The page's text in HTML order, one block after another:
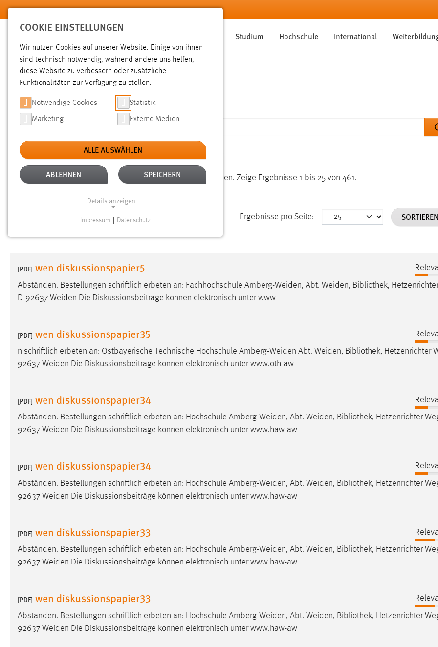
Zum Hauptinhalt springen
Studium Hochschule International
SUCHE
Aktive Filter: TYP: DATEIEN ALLE FILTER ENTFERNEN
Gesucht nach "bibliothek". Es wurden 461 Ergebnisse gefunden. Zeige Ergebnisse 1 bis 25 von 461.
Ergebnisse pro Seite:
[PDF] wen diskussionspapier5
Abständen. Bestellungen schriftlich erbeten an: Fachhochschule Amberg-Weiden, Abt. Weiden, Bibliothek,
D-92637 Weiden Die Diskussionsbeiträge können elektronisch unter www
[PDF] wen diskussionspapier35
n schriftlich erbeten an: Ostbayerische Technische Hochschule Amberg-Weiden Abt. Weiden, Bibliothek, Hetzenrichter
92637 Weiden Die Diskussionsbeiträge können elektronisch unter www.oth-aw
[PDF] wen diskussionspapier34
Abständen. Bestellungen schriftlich erbeten an: Hochschule Amberg-Weiden, Abt. Weiden, Bibliothek, Hetzenrichter
92637 Weiden Die Diskussionsbeiträge können elektronisch unter www.haw-aw
[PDF] wen diskussionspapier34
Abständen. Bestellungen schriftlich erbeten an: Hochschule Amberg-Weiden, Abt. Weiden, Bibliothek, Hetzenrichter
92637 Weiden Die Diskussionsbeiträge können elektronisch unter www.haw-aw
[PDF] wen diskussionspapier33
Abständen. Bestellungen schriftlich erbeten an: Hochschule Amberg-Weiden, Abt. Weiden, Bibliothek, Hetzenrichter
92637 Weiden Die Diskussionsbeiträge können elektronisch unter www.haw-aw
[PDF] wen diskussionspapier33
Abständen. Bestellungen schriftlich erbeten an: Hochschule Amberg-Weiden, Abt. Weiden, Bibliothek, Hetzenrichter
92637 Weiden Die Diskussionsbeiträge können elektronisch unter www.haw-aw
COOKIE EINSTELLUNGEN
Wir nutzen Cookies auf unserer Website. Einige von ihnen
sind technisch notwendig, während andere uns helfen,
diese Website zu verbessern oder zusätzliche
Funktionalitäten zur Verfügung zu stellen.
Notwendige Cookies Statistik
Marketing Externe Medien
ALLE AUSWÄHLEN
ABLEHNEN SPEICHERN
Details anzeigen
Website erforderlich.
Einverständnis
Dieser Cookie speichert die
ausgewählten Einverständnis-Optionen
des Benutzers
Cookie Laufzeit: 1 Jahr
Performance
Name: staticfilecache
Zweck:
Für performante Seitenauslieferung wird
Sprachpräferenz
Sprache der Website.
Cookie Laufzeit: 30 Tage
Name:
MibewSessionID, MIBEW_UserID,
5e9dbeb1811c0446
Impressum Datenschutz